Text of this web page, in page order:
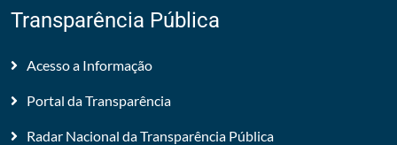
Transparência Pública
Acesso a Informação
Portal da Transparência
Radar Nacional da Transparência Pública